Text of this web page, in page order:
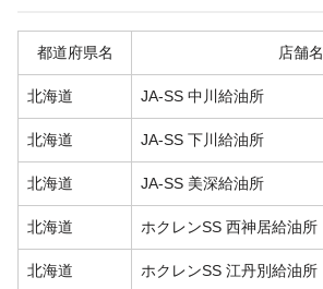
都道府県名 店舗名
北海道 JA-SS 中川給油所
北海道 JA-SS 下川給油所
北海道 JA-SS 美深給油所
北海道 ホクレンSS 西神居給油所
北海道 ホクレンSS 江丹別給油所